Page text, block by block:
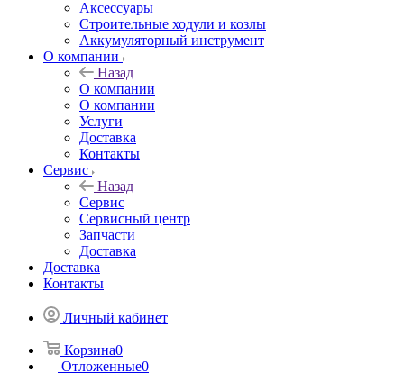
Аксессуары
Строительные ходули и козлы
Аккумуляторный инструмент
О компании
Назад
О компании
О компании
Услуги
Доставка
Контакты
Сервис
Назад
Сервис
Сервисный центр
Запчасти
Доставка
Доставка
Контакты
Личный кабинет
Корзина0
Отложенные0